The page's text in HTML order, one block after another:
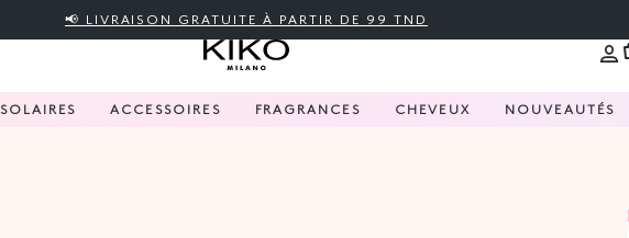
📢 LIVRAISON GRATUITE À PARTIR DE 99 TND
SOLAIRES ACCESSOIRES FRAGRANCES CHEVEUX NOUVEAUTÉS